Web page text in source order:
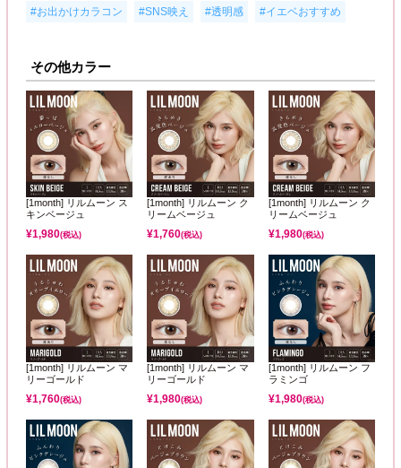
#お出かけカラコン #SNS映え #透明感 #イエベおすすめ
その他カラー
[1month] リルムーン ス
キンベージュ
¥1,980(税込)
[1month] リルムーン ク
リームベージュ
¥1,760(税込)
[1month] リルムーン ク
リームベージュ
¥1,980(税込)
[1month] リルムーン マ
リーゴールド
¥1,760(税込)
[1month] リルムーン マ
リーゴールド
¥1,980(税込)
[1month] リルムーン フ
ラミンゴ
¥1,980(税込)